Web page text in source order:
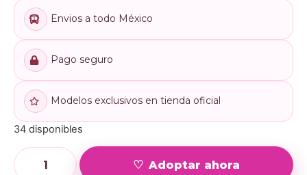
Envios a todo México
Pago seguro
Modelos exclusivos en tienda oficial
34 disponibles
Adoptar ahora